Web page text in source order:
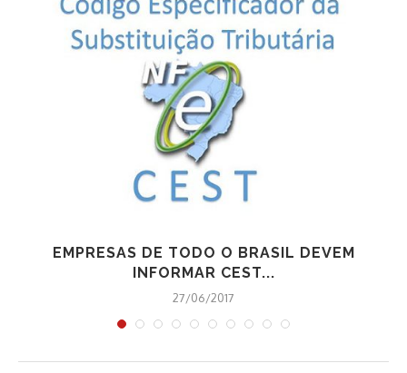
EMPRESAS DE TODO O BRASIL DEVEM
INFORMAR CEST...
27/06/2017